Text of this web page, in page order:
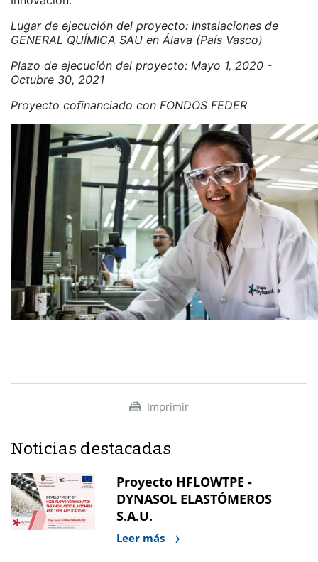
Lugar de ejecución del proyecto: Instalaciones de
GENERAL QUÍMICA SAU en Álava (País Vasco)
Plazo de ejecución del proyecto: Mayo 1, 2020 -
Octubre 30, 2021
Proyecto cofinanciado con FONDOS FEDER
Imprimir
Noticias destacadas
Proyecto HFLOWTPE -
DYNASOL ELASTÓMEROS
S.A.U.
Leer más